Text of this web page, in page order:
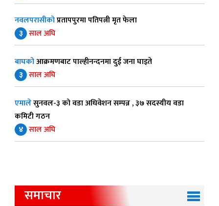
नवलपरासीकोप्रतापपुरमा पतिपत्नी मृत फेला
३ साल अघि
बाघकोआक्रमणबाट पाल्हीनन्दनमा दुई जना घाइते
३ साल अघि
एमालेसुनवल-३ को वडा अधिवेशन सम्पन्न , ३७ सदस्यीय वडा
कमिटी गठन
४ साल अघि
समाचार